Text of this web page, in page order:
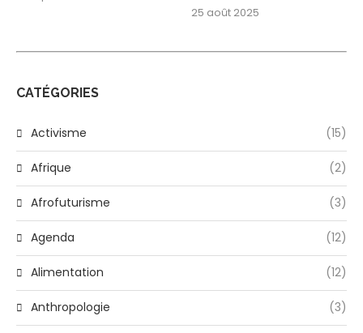
25 août 2025
CATÉGORIES
Activisme (15)
Afrique (2)
Afrofuturisme (3)
Agenda (12)
Alimentation (12)
Anthropologie (3)